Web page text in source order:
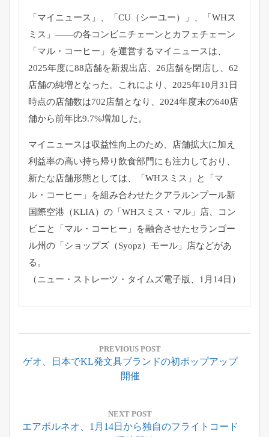
「マイニュース」、「CU（シーユー）」、「WHス
ミス」――の各コンビニチェーンとカフェチェーン
「マル・コーヒー」
を運営するマイニュースは、
2025年度に88店舗を新規出店、 26店舗を閉店し、62
店舗の純増となった。これにより、 2025年10月31日
時点の店舗数は702店舗となり、 2024年度末の640店
舗から前年比9.7%増加した。
マイニュースは収益性向上のため、
店舗拡大に加え
利益率の高い持ち帰り飲食部門にも注力しており、
新たな店舗形態としては、「WHスミス」と「マ
ル・コーヒー」
を組み合わせたクアラルンプール新
国際空港（KLIA）の「 WHスミス・マル」店、コン
ビニと「マル・コーヒー」
を融合させたセランゴー
ル州の「ショップズ（Syopz） モール」店などがあ
る。
（ニュー・ストレーツ・タイムズ電子版、1月14日）
投
ナ
シ
PREVIOUS POST
Previous
ゲオ、日本でKL発文具ブランドの初ポップアップ
開催
NEXT POST
Next
エアボルネオ、1月14日から独自のフライトコード